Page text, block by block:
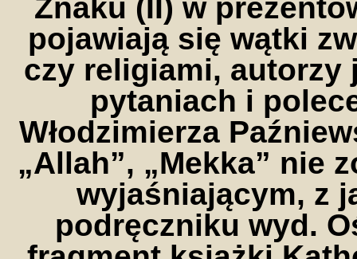
Znaku (II) w
pojawiają się wątki
czy religiami, autorzy
pytaniach i
Włodzimierza
„Allah”, „Mekka” nie
wyjaśniającym, z
podręczniku wyd.